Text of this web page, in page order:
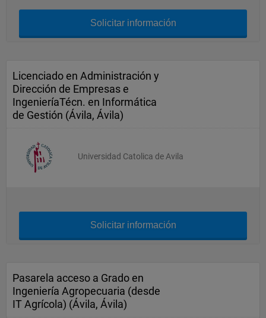
Solicitar información
Licenciado en Administración y
Dirección de Empresas e
IngenieríaTécn. en Informática
de Gestión (Ávila, Ávila)
Universidad Catolica de Avila
Solicitar información
Pasarela acceso a Grado en
Ingeniería Agropecuaria (desde
IT Agrícola) (Ávila, Ávila)